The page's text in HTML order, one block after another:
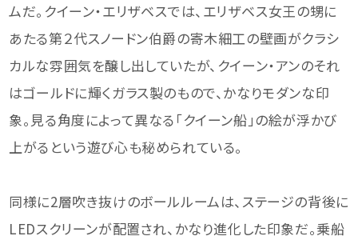
ムだ。クイーン・エリザベスでは、エリザベス女王の甥に
あたる第２代スノードン伯爵の寄木細工の壁画がクラシ
カルな雰囲気を醸し出していたが、クイーン・アンのそれ
はゴールドに輝くガラス製のもので、かなりモダンな印
象。見る角度によって異なる「クイーン船」の絵が浮かび
上がるという遊び心も秘められている。
同様に2層吹き抜けのボールルームは、ステージの背後に
LEDスクリーンが配置され、かなり進化した印象だ。乗船